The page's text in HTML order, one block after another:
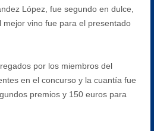
López, fue segundo en dulce,
mejor vino fue para el presentado
por los miembros del
en el concurso y la cuantía fue
premios y 150 euros para